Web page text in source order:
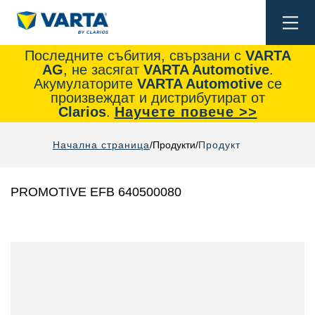
Последните събития, свързани с VARTA
AG, не засягат VARTA Automotive.
Акумулаторите VARTA Automotiveсе
произвеждат и дистрибутират от
Clarios. Научете повече >>
Начална страница Продукти Продукт
PROMOTIVE EFB 640500080